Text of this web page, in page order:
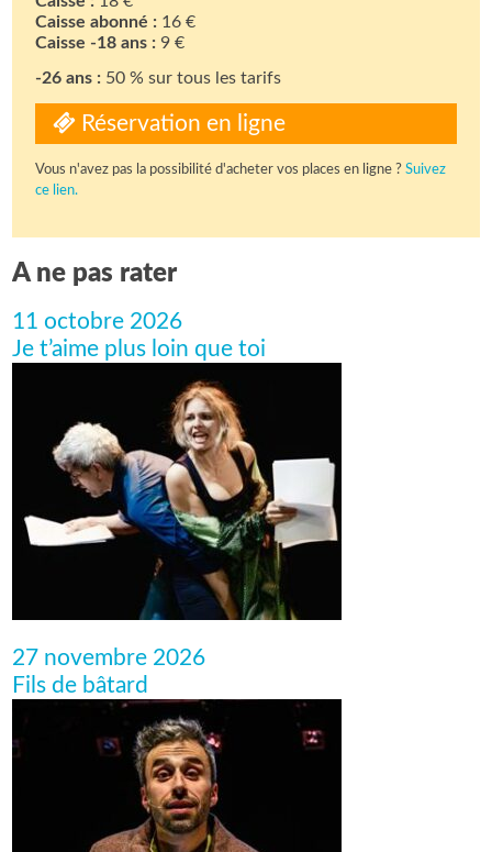
Caisse abonné : 16 €
Caisse -18 ans : 9 €
-26 ans : 50 % sur tous les tarifs
Réservation en ligne
Vous n'avez pas la possibilité d'acheter vos places en ligne ?Suivez
ce lien.
A ne pas rater
11 octobre 2026
Je t’aime plus loin que toi
27 novembre 2026
Fils de bâtard